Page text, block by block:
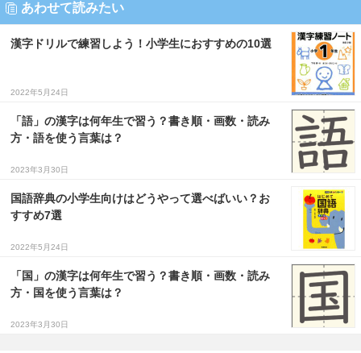
あわせて読みたい
漢字ドリルで練習しよう！小学生におすすめの10選
2022年5月24日
「語」の漢字は何年生で習う？書き順・画数・読み
方・語を使う言葉は？
2023年3月30日
国語辞典の小学生向けはどうやって選べばいい？お
すすめ7選
2022年5月24日
「国」の漢字は何年生で習う？書き順・画数・読み
方・国を使う言葉は？
2023年3月30日